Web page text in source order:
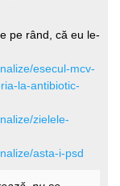
pe rând, că eu le-
esecul-mcv-
la-antibiotic-
zielele-
asta-i-psd